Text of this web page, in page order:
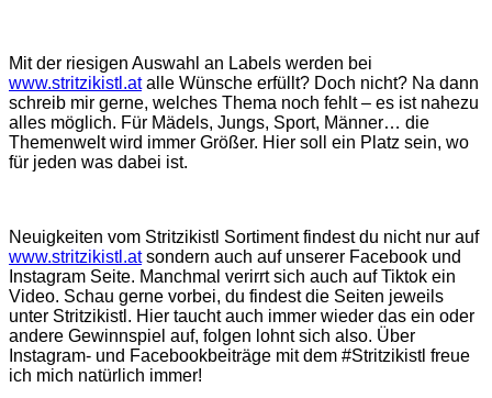
Mit der riesigen Auswahl an Labels werden bei
www.stritzikistl.atalle Wünsche erfüllt? Doch nicht? Na dann
schreib mir gerne, welches Thema noch fehlt – es ist nahezu
alles möglich. Für Mädels, Jungs, Sport, Männer… die
Themenwelt wird immer Größer. Hier soll ein Platz sein, wo
für jeden was dabei ist.
Neuigkeiten vom Stritzikistl Sortiment findest du nicht nur auf
www.stritzikistl.atsondern auch auf unserer Facebook und
Instagram Seite. Manchmal verirrt sich auch auf Tiktok ein
Video. Schau gerne vorbei, du findest die Seiten jeweils
unter Stritzikistl. Hier taucht auch immer wieder das ein oder
andere Gewinnspiel auf, folgen lohnt sich also. Über
Instagram- und Facebookbeiträge mit dem #Stritzikistl freue
ich mich natürlich immer!